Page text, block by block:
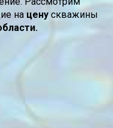
на цену скважины